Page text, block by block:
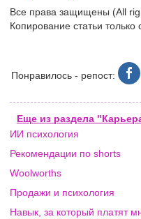
Все права защищены (All
Копирование статьи
Понравилось - репост:
Еще из раздела
ИИ психология
Рекомендации по shorts
Woolworths
Продажи и психология
Навык, за который платят